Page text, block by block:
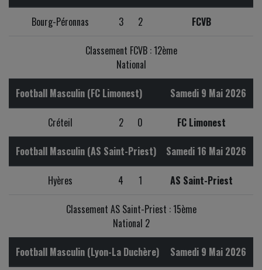
Bourg-Péronnas 3 2 FCVB
Classement FCVB : 12ème
National
Football Masculin (FC Limonest) Samedi 9 Mai 2026
Créteil 2 0 FC Limonest
Football Masculin (AS Saint-Priest) Samedi 16 Mai 2026
Hyères 4 1 AS Saint-Priest
Classement AS Saint-Priest : 15ème
National 2
Football Masculin (Lyon-La Duchère) Samedi 9 Mai 2026